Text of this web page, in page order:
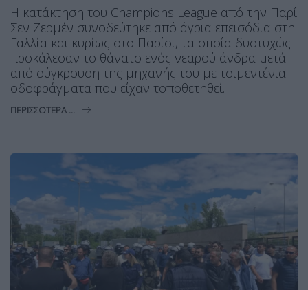
Η κατάκτηση του Champions League από την Παρί
Σεν Ζερμέν συνοδεύτηκε από άγρια επεισόδια στη
Γαλλία και κυρίως στο Παρίσι, τα οποία δυστυχώς
προκάλεσαν το θάνατο ενός νεαρού άνδρα μετά
από σύγκρουση της μηχανής του με τσιμεντένια
οδοφράγματα που είχαν τοποθετηθεί.
ΠΕΡΙΣΣΌΤΕΡΑ ...